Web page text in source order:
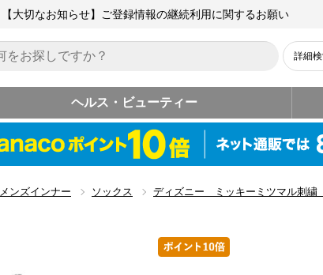
【大切なお知らせ】ご登録情報の継続利用に関するお願い
詳細
ヘルス・ビューティー
メンズインナー ソックス ディズニー ミッキーミツマル刺繍